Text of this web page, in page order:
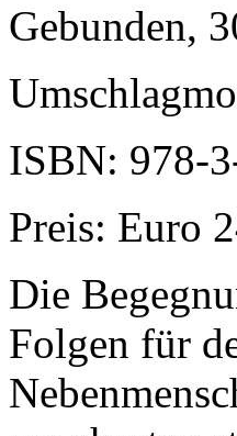
Gebunden,
ISBN: 978-
Preis: Euro
Die
Folgen für